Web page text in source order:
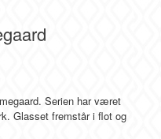
Serien har været
Glasset fremstår i flot og